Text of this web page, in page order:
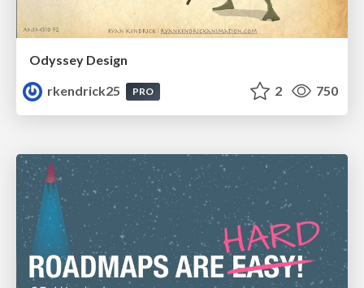
Odyssey Design
rkendrick25
PRO 2 750